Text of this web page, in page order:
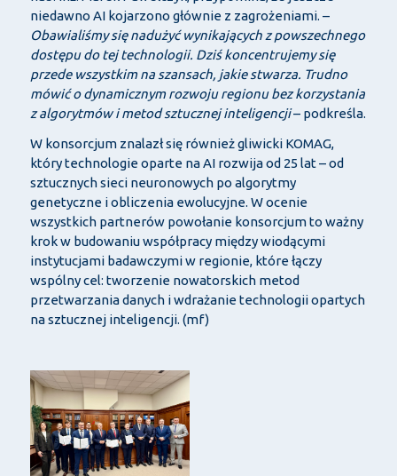
niedawno AI kojarzono głównie z zagrożeniami. –
Obawialiśmy się nadużyć wynikających z powszechnego
dostępu do tej technologii. Dziś koncentrujemy się
przede wszystkim na szansach, jakie stwarza. Trudno
mówić o dynamicznym rozwoju regionu bez korzystania
z algorytmów i metod sztucznej inteligencji– podkreśla.
W konsorcjum znalazł się również gliwicki KOMAG,
który technologie oparte na AI rozwija od 25 lat – od
sztucznych sieci neuronowych po algorytmy
genetyczne i obliczenia ewolucyjne. W ocenie
wszystkich partnerów powołanie konsorcjum to ważny
krok w budowaniu współpracy między wiodącymi
instytucjami badawczymi w regionie, które łączy
wspólny cel: tworzenie nowatorskich metod
przetwarzania danych i wdrażanie technologii opartych
na sztucznej inteligencji. (mf)